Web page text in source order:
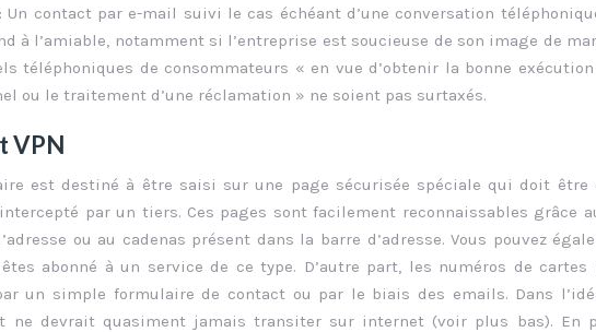
Un contact par e-mail suivi le cas échéant d’une conversation
à l’amiable, notamment si l’entreprise est soucieuse de son image de
téléphoniques de consommateurs « en vue d’obtenir la bonne
ou le traitement d’une réclamation » ne soient pas surtaxés.
VPN
est destiné à être saisi sur une page sécurisée spéciale qui doit être
par un tiers. Ces pages sont facilement reconnaissables grâce au
ou au cadenas présent dans la barre d’adresse. Vous pouvez
abonné à un service de ce type. D’autre part, les numéros de cartes
un simple formulaire de contact ou par le biais des emails. Dans
ne devrait quasiment jamais transiter sur internet (voir plus bas). En